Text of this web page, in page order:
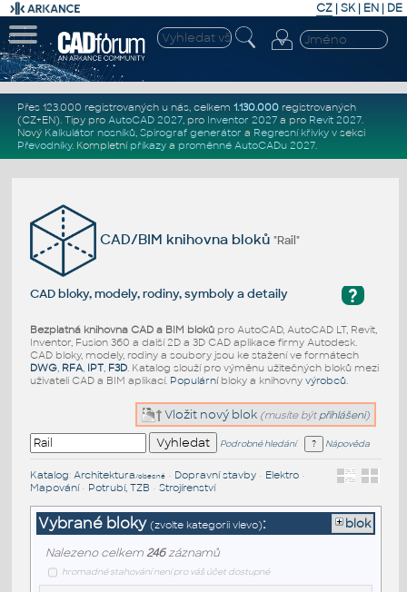
CZ | SK| EN | DE
Přes 123.000 registrovaných u nás, celkem 1.130.000registrovaných
(CZ+EN). Tipy pro AutoCAD 2027, pro Inventor 2027a pro Revit 2027.
Nový Kalkulátor nosníků, Spirograf generátor a Regresní křivkyv sekci
Převodníky. Kompletní příkazya proměnné AutoCADu 2027.
CAD/BIM knihovna bloků"Rail"
?
CAD bloky, modely, rodiny, symboly a detaily
Bezplatná knihovna CAD a BIM blokůpro AutoCAD, AutoCAD LT, Revit,
Inventor, Fusion 360 a další 2D a 3D CAD aplikace firmy Autodesk.
CAD bloky, modely, rodiny a soubory jsou ke stažení ve formátech
DWG, RFA, IPT, F3D. Katalog slouží pro výměnu užitečných bloků mezi
uživateli CAD a BIM aplikací. Populárníbloky a knihovny výrobců.
Vložit nový blok (musíte být přihlášeni)
Podrobné hledání Nápověda
Katalog: Architektura/obecné• Dopravní stavby• Elektro•
Mapování• Potrubí, TZB • Strojírenství
Vybrané bloky (zvolte kategorii vlevo): blok
Nalezeno celkem 246záznamů
hromadné stahování není pro váš účet dostupné